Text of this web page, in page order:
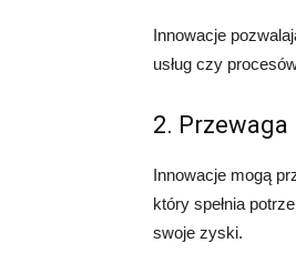
Innowacje
usług czy
2.
Innowacje mogą
który spełnia
swoje zyski.